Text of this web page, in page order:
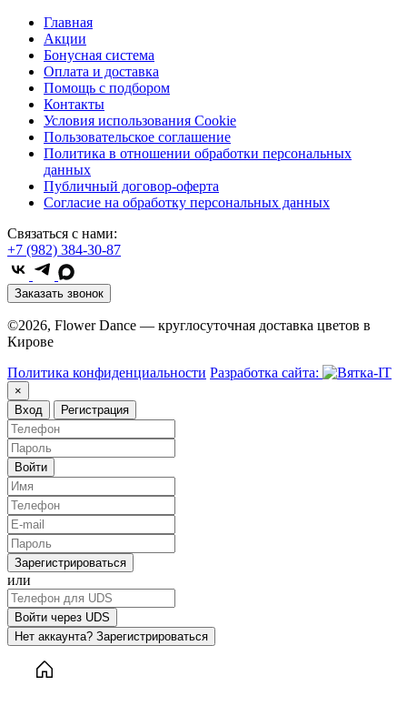
Главная
Акции
Бонусная система
Оплата и доставка
Помощь с подбором
Контакты
Условия использования Cookie
Пользовательское соглашение
Политика в отношении обработки персональных
данных
Публичный договор-оферта
Согласие на обработку персональных данных
Связаться с нами:
+7 (982) 384-30-87
Заказать звонок
©2026, Flower Dance — круглосуточная доставка цветов в
Кирове
Политика конфиденциальности Разработка сайта:
×
Вход
Регистрация
Войти
Зарегистрироваться
или
Войти через UDS
Нет аккаунта? Зарегистрироваться